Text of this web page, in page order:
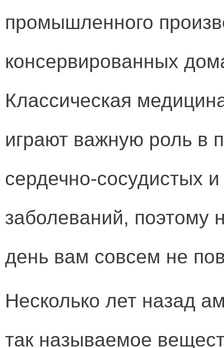
промышленного
консервированных
Классическая
играют важную роль в
сердечно-сосудистых
заболеваний, поэтому
день вам совсем не
Несколько лет назад
так называемое